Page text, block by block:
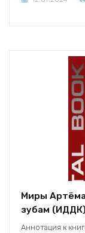
Миры
зубам (ИДДК)
Аннотация к